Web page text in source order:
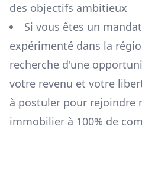
des objectifs ambitieux
Si vous êtes un
expérimenté dans la
recherche d'une
votre revenu et votre
à postuler pour rejoindre
immobilier à 100% de